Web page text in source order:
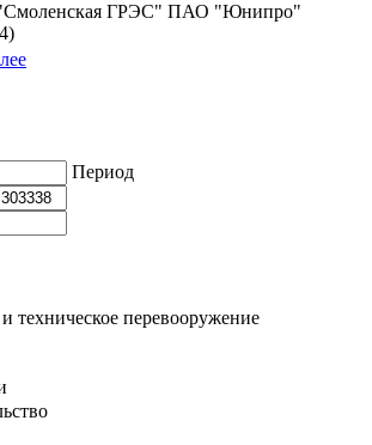
ГРЭС" ПАО "Юнипро"
Период
техническое перевооружение